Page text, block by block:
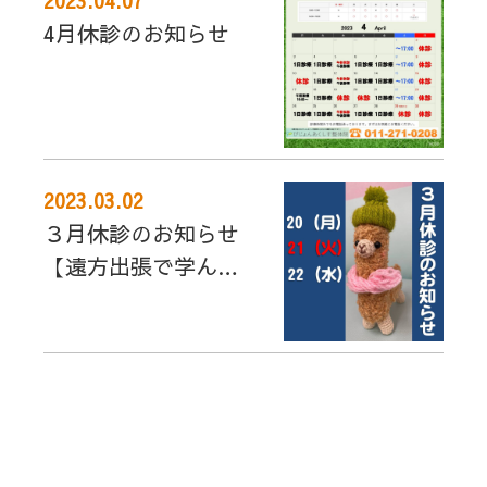
4月休診のお知らせ
2023.03.02
３月休診のお知らせ
【遠方出張で学んで